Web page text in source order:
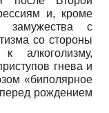
и, кроме
замужества с
со стороны
алкоголизму,
гнева и
«биполярное
рождением